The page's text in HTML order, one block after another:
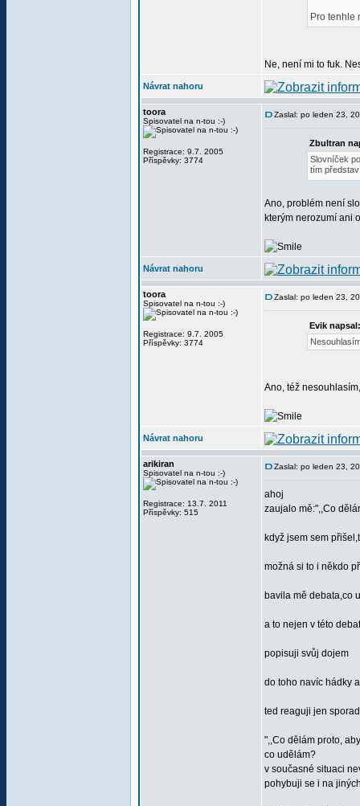
Pro tenhle
Ne, není mi to fuk.
Návrat nahoru
toora
Spisovatel na n-tou :-)
Registrace: 9.7. 2005
Příspěvky: 3774
Zaslal: po leden 23,
Zbultran
Slovníček
tím
Ano, problém není
kterým nerozumí ani
Návrat nahoru
toora
Spisovatel na n-tou :-)
Registrace: 9.7. 2005
Příspěvky: 3774
Zaslal: po leden 23,
Evik napsal:
Ano, též
Návrat nahoru
arikiran
Spisovatel na n-tou :-)
Registrace: 13.7. 2011
Příspěvky: 515
Zaslal: po leden 23,
ahoj
zaujalo mě:",,Co
když jsem sem
možná si to i někdo
bavila mě debata,co
a to nejen v této
popisuji svůj dojem
do toho navíc hádky
ted reaguji jen
",,Co dělám proto,
co udělám?
v současné situaci
pohybuji se i na